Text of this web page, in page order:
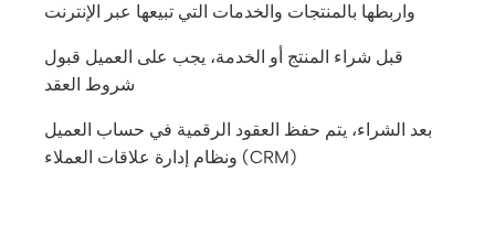
واربطها بالمنتجات والخدمات التي تبيعها عبر الإنترنت
قبل شراء المنتج أو الخدمة، يجب على العميل قبول
شروط العقد
بعد الشراء، يتم حفظ العقود الرقمية في حساب العميل
ونظام إدارة علاقات العملاء (CRM)